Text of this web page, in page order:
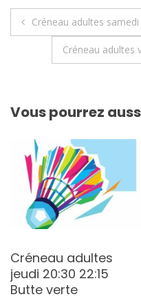
Navigation
Créneau adultes
Créneau adultes
Vous pourrez
Créneau adultes
jeudi 20:30 22:15
Butte verte